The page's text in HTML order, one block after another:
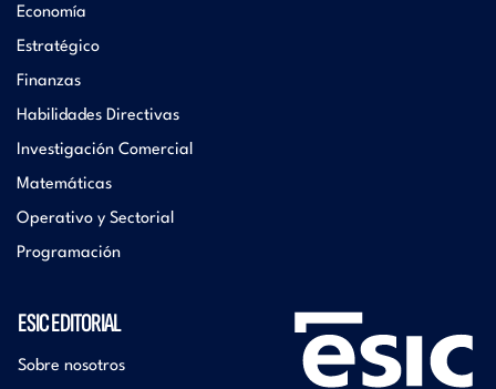
Economía
Estratégico
Finanzas
Habilidades Directivas
Investigación Comercial
Matemáticas
Operativo y Sectorial
Programación
ESIC EDITORIAL
Sobre nosotros